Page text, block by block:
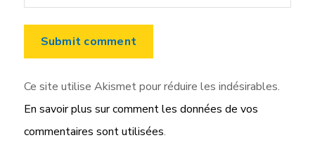
Ce site utilise Akismet pour réduire les indésirables.
En savoir plus sur comment les données de vos
commentaires sont utilisées.